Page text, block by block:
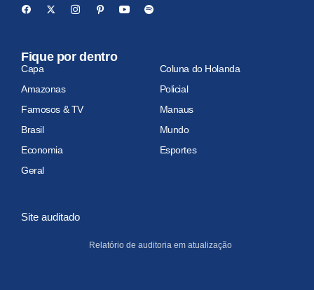
Fique por dentro
Capa
Coluna do Holanda
Amazonas
Policial
Famosos & TV
Manaus
Brasil
Mundo
Economia
Esportes
Geral
Site auditado
Relatório de auditoria em atualização